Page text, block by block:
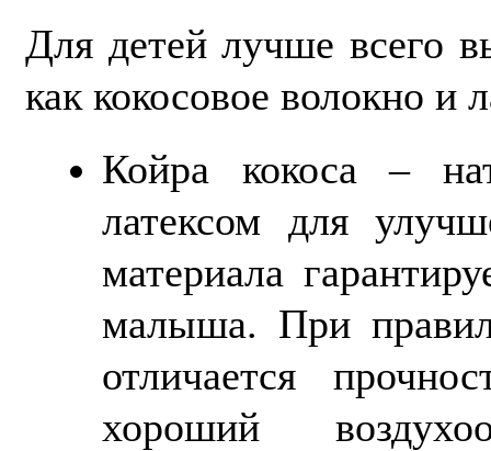
Для детей лучше всего
как кокосовое волокно и
Койра кокоса –
латексом для
материала
малыша. При
отличается
хороший